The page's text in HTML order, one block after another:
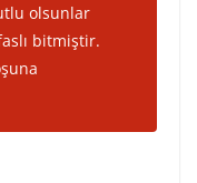
olsunlar
bitmiştir.